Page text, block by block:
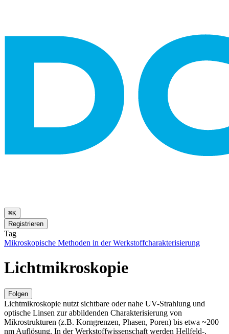
⌘K
Registrieren
Tag
Mikroskopische Methoden in der Werkstoffcharakterisierung
Lichtmikroskopie
Folgen
Lichtmikroskopie nutzt sichtbare oder nahe UV-Strahlung und
optische Linsen zur abbildenden Charakterisierung von
Mikrostrukturen (z.B. Korngrenzen, Phasen, Poren) bis etwa ~200
nm Auflösung. In der Werkstoffwissenschaft werden Hellfeld-,